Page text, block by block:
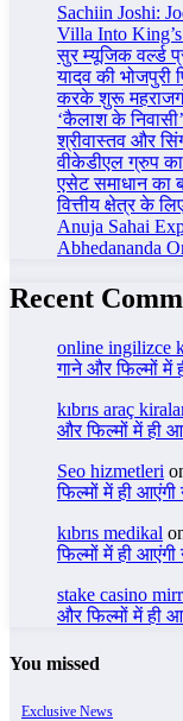
Sachiin Joshi:
Villa Into
सुर म्यूजिक वर्ल्ड
यादव की भोजपुरी
करके शुरू
‘कैलाश के
श्रीवास्तव और
वीकेडीएल ग्रुप का
एसेट समाधान का
वित्तीय क्षेत्र के
Anuja Sahai
Abhedananda
Recent
online ingilizce
गाने और फिल्मों में
kıbrıs araç
और फिल्मों में ही
Seo hizmetleri
फिल्मों में ही
kıbrıs medikal
फिल्मों में ही
stake casino
और फिल्मों में ही
You missed
Exclusive News